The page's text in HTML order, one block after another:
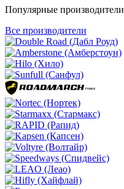
Популярные производители
Все производители